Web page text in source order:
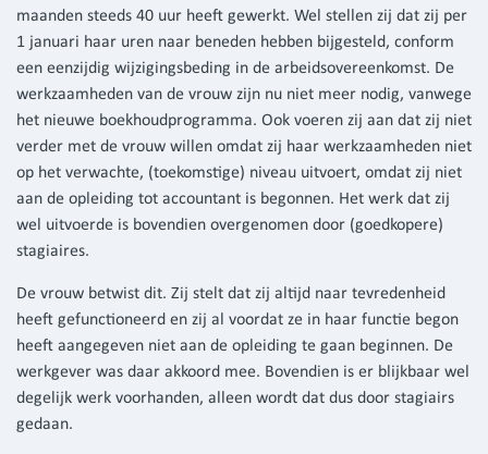
maanden steeds 40 uur heeft gewerkt. Wel stellen zij dat zij per
1 januari haar uren naar beneden hebben bijgesteld, conform
een eenzijdig wijzigingsbeding in de arbeidsovereenkomst. De
werkzaamheden van de vrouw zijn nu niet meer nodig, vanwege
het nieuwe boekhoudprogramma. Ook voeren zij aan dat zij niet
verder met de vrouw willen omdat zij haar werkzaamheden niet
op het verwachte, (toekomstige) niveau uitvoert, omdat zij niet
aan de opleiding tot accountant is begonnen. Het werk dat zij
wel uitvoerde is bovendien overgenomen door (goedkopere)
stagiaires.
De vrouw betwist dit. Zij stelt dat zij altijd naar tevredenheid
heeft gefunctioneerd en zij al voordat ze in haar functie begon
heeft aangegeven niet aan de opleiding te gaan beginnen. De
werkgever was daar akkoord mee. Bovendien is er blijkbaar wel
degelijk werk voorhanden, alleen wordt dat dus door stagiairs
gedaan.